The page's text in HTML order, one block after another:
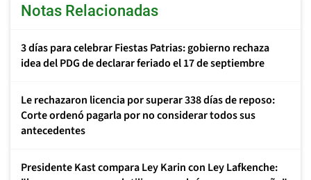
Notas Relacionadas
3 días para celebrar Fiestas Patrias: gobierno rechaza
idea del PDG de declarar feriado el 17 de septiembre
Le rechazaron licencia por superar 338 días de reposo:
Corte ordenó pagarla por no considerar todos sus
antecedentes
Presidente Kast compara Ley Karin con Ley Lafkenche: